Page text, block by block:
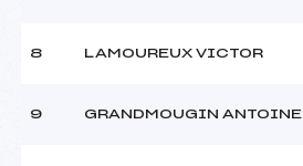
8 LAMOUREUX VICTOR
9 GRANDMOUGIN ANTOINE